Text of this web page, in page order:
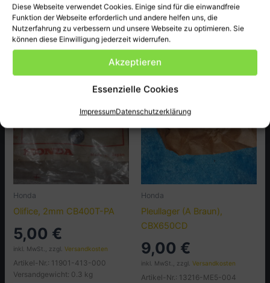
Diese Webseite verwendet Cookies. Einige sind für die einwandfreie
Funktion der Webseite erforderlich und andere helfen uns, die
Nutzerfahrung zu verbessern und unsere Webseite zu optimieren. Sie
können diese Einwilligung jederzeit widerrufen.
Akzeptieren
Essenzielle Cookies
ImpressumDatenschutzerklärung
Honda Original Ersatzteil NEU, passend bei XRX350F-R5
Honda
Olifice, 2mm CB400T-PA
5,00 €
inkl. MwSt., zzgl.Versandkosten
Artikel-Nr.: 11901-413-000
Versandgewicht: 0.3 kg
Honda
Pleullager (A Braun),
CBX650CD
9,00 €
inkl. MwSt., zzgl. Versandkosten
Artikel-Nr.: 13216-ME5-004